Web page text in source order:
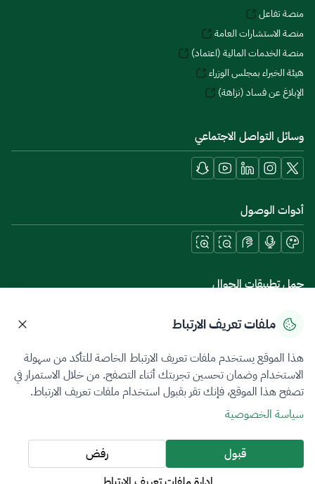
منصة تفاعل
منصة الاستشارات العامة
منصة الخدمات المالية (اعتماد)
هيئة الخبراء بمجلس الوزراء
الإبلاغ عن فساد (نزاهة)
وسائل التواصل الاجتماعي
أدوات الوصول
حمل تطبيقات الجوال
سياسة الخصوصيةشروط الاستخدامخريطة الموقع
جميع الحقوق محفوظة 2026 © ZATCA.GOV.SA
تم تطويره وصيانته بواسطة هيئة الزكاة والضريبة والجمارك
آخر تحديث للموقع في
ملفات تعريف الارتباط
هذا الموقع يستخدم ملفات تعريف الارتباط الخاصة للتأكد من سهولة
الاستخدام وضمان تحسين تجربتك أثناء التصفح. من خلال الاستمرار في
تصفح هذا الموقع، فإنك تقر بقبول استخدام ملفات تعريف الارتباط.
سياسة الخصوصية
قبول
رفض